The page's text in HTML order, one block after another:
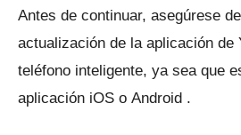
Antes de continuar, asegúrese
actualización de la aplicación de
teléfono inteligente, ya sea que
aplicación iOS o Android .